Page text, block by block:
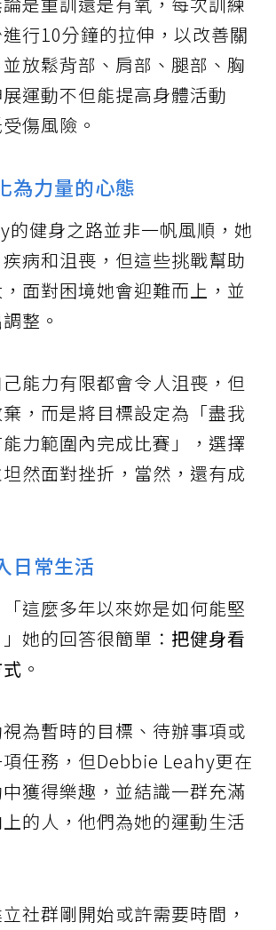
行10分鐘的拉伸，以改善關
放鬆背部、肩部、腿部、胸
運動不但能提高身體活動
傷風險。
為力量的心態
的健身之路並非一帆風順，她
病和沮喪，但這些挑戰幫助
面對困境她會迎難而上，並
整。
能力有限都會令人沮喪，但
，而是將目標設定為「盡我
力範圍內完成比賽」，選擇
然面對挫折，當然，還有成
日常生活
這麼多年以來妳是如何能堅
她的回答很簡單： 把健身看
。
為暫時的目標、待辦事項或
任務，但Debbie Leahy更在
獲得樂趣，並結識一群充滿
的人，他們為她的運動生活
社群剛開始或許需要時間，